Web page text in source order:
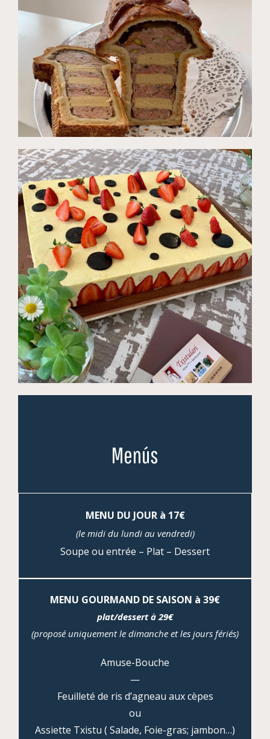
Menús
MENU DU JOUR à 17€
(le midi du lundi au vendredi)
Soupe ou entrée – Plat – Dessert
MENU GOURMAND DE SAISON à 39€
plat/dessert à 29€
(proposé uniquement le dimanche et les jours fériés)
Amuse-Bouche
—
Feuilleté de ris d’agneau aux cèpes
ou
Assiette Txistu ( Salade, Foie-gras; jambon…)